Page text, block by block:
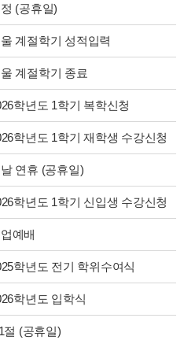
(공휴일)
계절학기 성적입력
계절학기 종료
학년도 1학기 복학신청
학년도 1학기 재학생 수강신청
연휴 (공휴일)
학년도 1학기 신입생 수강신청
예배
학년도 전기 학위수여식
학년도 입학식
절 (공휴일)